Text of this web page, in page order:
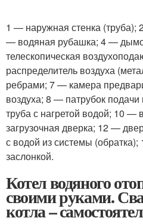
1 — наружная стенка (труба);
— водяная рубашка; 4 —
телескопическая
распределитель воздуха
ребрами; 7 — камера
воздуха; 8 — патрубок
труба с нагретой водой; 10
загрузочная дверка; 12 —
с водой из системы
заслонкой.
Котел водяного
своими руками.
котла –